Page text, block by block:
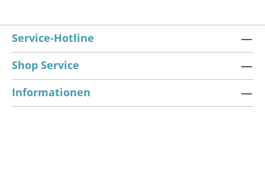
Service-Hotline
Shop Service
Informationen